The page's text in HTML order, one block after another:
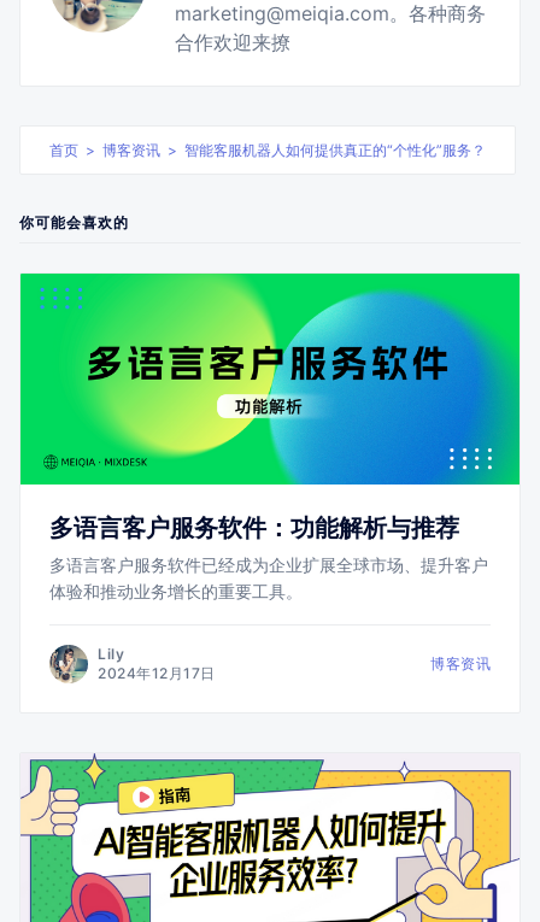
marketing@meiqia.com。各种商务
合作欢迎来撩
首页 > 博客资讯 > 智能客服机器人如何提供真正的“个性化”服务？
你可能会喜欢的
多语言客户服务软件：功能解析与推荐
多语言客户服务软件已经成为企业扩展全球市场、提升客户
体验和推动业务增长的重要工具。
Lily
2024年12月17日
博客资讯